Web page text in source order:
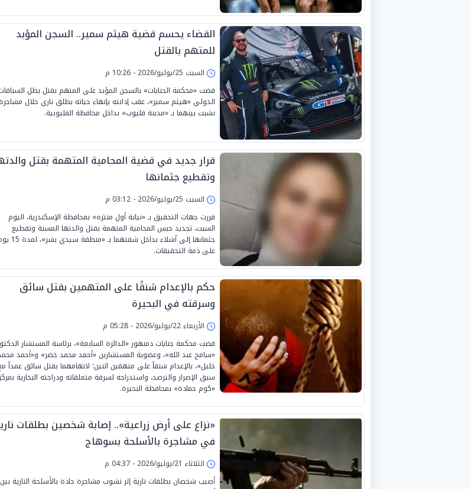
القضاء يحسم قضية هيثم سمير.. السجن المؤبد
للمتهم بالقتل
السبت 25/يوليو/2026 - 10:26 م
قضت «محكمة الجنايات» بالسجن المؤبد على المتهم بقتل بطل
الدولي «هيثم سمير»، عقب إدانته بإنهاء حياته بطلق ناري خلال مشاجرة
نشبت بينهما بـ «مدينة قليوب» بداخل محافظة القليوبية.
قرار جديد في قضية المحامية المتهمة بقتل
وتقطيع جثمانها
السبت 25/يوليو/2026 - 03:12 م
قررت جهات التحقيق بـ «نيابة أول منتزه» بمحافظة الإسكندرية، اليوم
السبت، تجديد حبس المحامية المتهمة بقتل والدتها المسنة وتقطيع
جثمانها إلى أشلاء بداخل شقتهما
على ذمة التحقيقات.
حكم بالإعدام شنقًا على المتهمين بقتل سائق
وسرقته في البحيرة
الأربعاء 22/يوليو/2026 - 05:28 م
قضت محكمة جنايات دمنهور «الدائرة السابعة»، برئاسة المستشار
«سامح عبد الله»، وعضوية المستشارين «أحمد محمد خضر» و«أحمد
خليل»، بالإعدام شنقاً على متهمَين اثنين؛ لاتهامهما بقتل سائق عمداً
سبق الإصرار والترصد، واستدراجه لسرقة متعلقاته ودراجته البخارية بمركز
«كوم حمادة» بمحافظة البحيرة.
«نزاع على أرض زراعية».. إصابة شخصين بطلقات
في مشاجرة بالأسلحة بسوهاج
الثلاثاء 21/يوليو/2026 - 04:37 م
أصيب شخصان بطلقات نارية إثر نشوب مشاجرة حادة بالأسلحة النارية بين